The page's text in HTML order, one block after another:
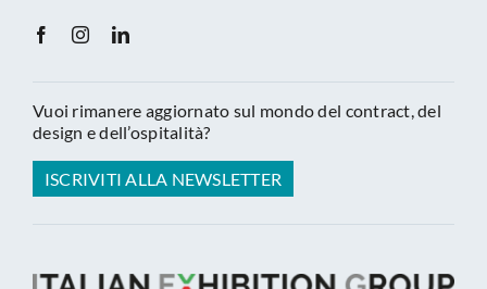
Vuoi rimanere aggiornato sul mondo del contract, del
design e dell’ospitalità?
ISCRIVITI ALLA NEWSLETTER